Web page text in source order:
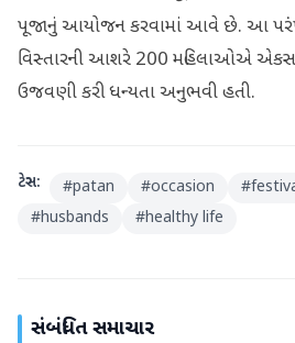
પૂજાનું આયોજન કરવામાં આવે છે. આ
વિસ્તારની આશરે 200 મહિલાઓએ
ઉજવણી કરી ધન્યતા અનુભવી હતી.
ટેગ્સ: #patan #occasion #
#husbands #healthy life
સંબંધિત સમાચાર